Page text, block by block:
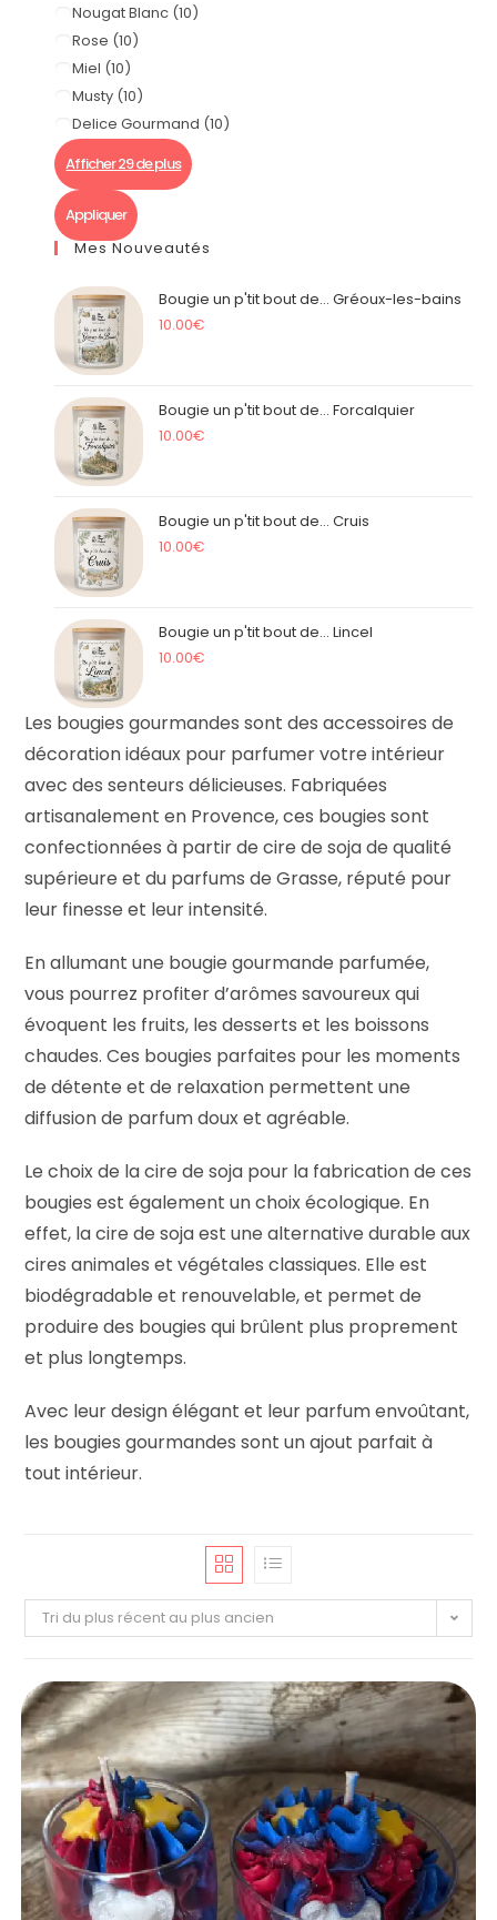
Nougat Blanc (10)
Rose (10)
Miel (10)
Musty (10)
Delice Gourmand (10)
Afficher 29 de plus
Appliquer
Mes Nouveautés
Bougie un p'tit bout de... Gréoux-les-bains
10.00€
Bougie un p'tit bout de... Forcalquier
10.00€
Bougie un p'tit bout de... Cruis
10.00€
Bougie un p'tit bout de... Lincel
10.00€
Les bougies gourmandes sont des accessoires de
décoration idéaux pour parfumer votre intérieur
avec des senteurs délicieuses. Fabriquées
artisanalement en Provence, ces bougies sont
confectionnées à partir de cire de soja de qualité
supérieure et du parfums de Grasse, réputé pour
leur finesse et leur intensité.
En allumant une bougie gourmande parfumée,
vous pourrez profiter d’arômes savoureux qui
évoquent les fruits, les desserts et les boissons
chaudes. Ces bougies parfaites pour les moments
de détente et de relaxation permettent une
diffusion de parfum doux et agréable.
Le choix de la cire de soja pour la fabrication de ces
bougies est également un choix écologique. En
effet, la cire de soja est une alternative durable aux
cires animales et végétales classiques. Elle est
biodégradable et renouvelable, et permet de
produire des bougies qui brûlent plus proprement
et plus longtemps.
Avec leur design élégant et leur parfum envoûtant,
les bougies gourmandes sont un ajout parfait à
tout intérieur.
Tri du plus récent au plus ancien